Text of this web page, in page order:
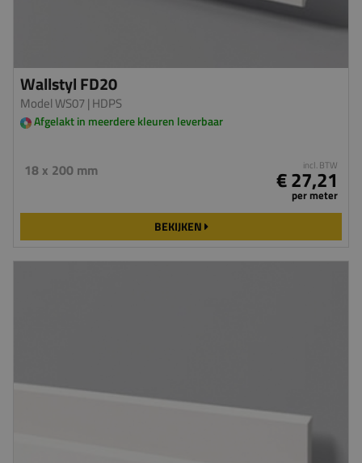
Wallstyl FD20
Model WS07 | HDPS
Afgelakt in meerdere kleuren leverbaar
18 x 200 mm incl. BTW
€ 27,21
per meter
BEKIJKEN